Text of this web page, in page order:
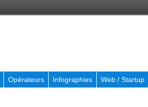
Opérateurs Infographies Web / Startup